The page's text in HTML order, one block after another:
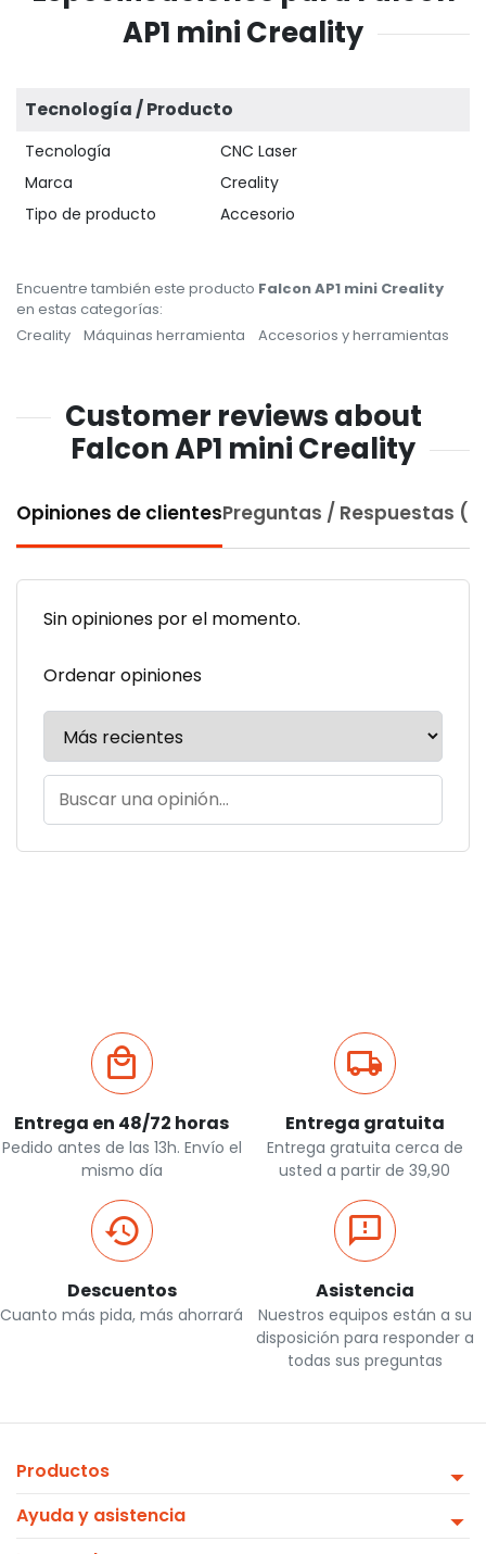
AP1 mini Creality
Tecnología / Producto
Tecnología
CNC Laser
Marca
Creality
Tipo de producto
Accesorio
Encuentre también este producto Falcon AP1 mini Creality
en estas categorías:
Creality
Máquinas herramienta Accesorios y herramientas
Customer reviews about
Falcon AP1 mini Creality
Opiniones de clientesPreguntas / Respuestas
Sin opiniones por el momento.
Ordenar opiniones
Entrega en 48/72 horas
Pedido antes de las 13h. Envío el
mismo día
Entrega gratuita
Entrega gratuita cerca de
usted a partir de 39,90
Descuentos
Cuanto más pida, más ahorrará
Asistencia
Nuestros equipos están a su
disposición para responder a
todas sus preguntas
Productos
Ayuda y asistencia